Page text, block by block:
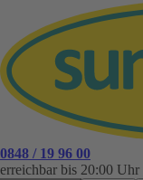
0848 / 19 96 00
erreichbar bis 20:00 Uhr